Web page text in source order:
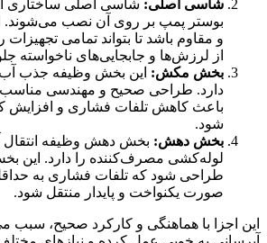
شاسی اصلی: شاسی اصلی ساختاری
بوستر پمپ بر روی آن نصب می‌شوند.
و مقاوم باشد تا بتواند تمامی تجهیزات
از لرزش‌ها و جابجایی‌های ناخواسته
بخش مکش: این بخش وظیفه جذب آب
دارد. طراحی صحیح و مهندسی
باعث کاهش تلفات فشاری و افزایش
شود.
بخش دهش: بخش دهش وظیفه انتقال
لوله‌کشی مصرف‌کننده را دارد. این
طراحی شود که تلفات فشاری به
صورت یکنواخت و پایدار منتقل شود.
این اجزا با هماهنگی و کارکرد صحیح،